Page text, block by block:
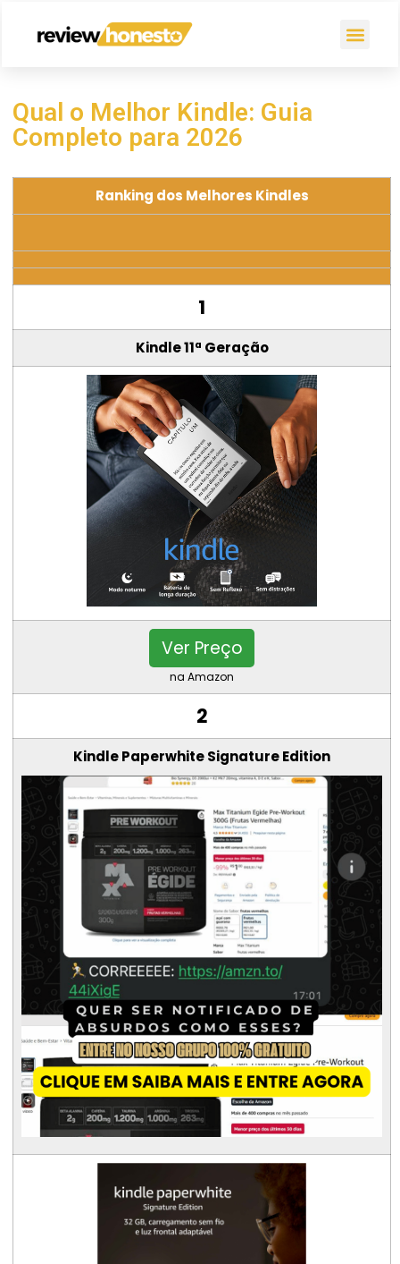
Qual o Melhor Kindle: Guia
Completo para 2026
Ranking dos Melhores Kindles
1
Kindle 11ª Geração
Ver Preço
na Amazon
2
Kindle Paperwhite Signature Edition